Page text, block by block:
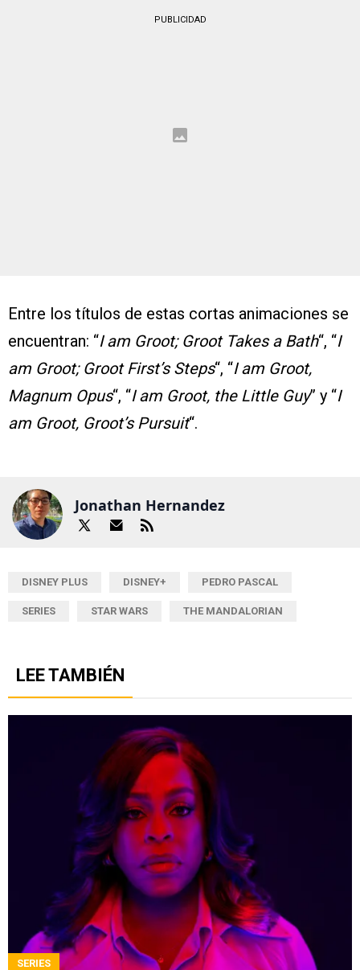
PUBLICIDAD
Entre los títulos de estas cortas animaciones se
encuentran: “I am Groot; Groot Takes a Bath“, “I
am Groot; Groot First’s Steps“, “I am Groot,
Magnum Opus“, “I am Groot, the Little Guy” y “I
am Groot, Groot’s Pursuit“.
Jonathan Hernandez
DISNEY PLUS DISNEY+ PEDRO PASCAL
SERIES STAR WARS THE MANDALORIAN
LEE TAMBIÉN
SERIES